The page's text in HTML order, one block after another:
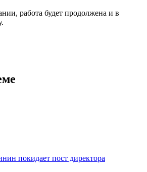
работа будет продолжена и в
покидает пост директора